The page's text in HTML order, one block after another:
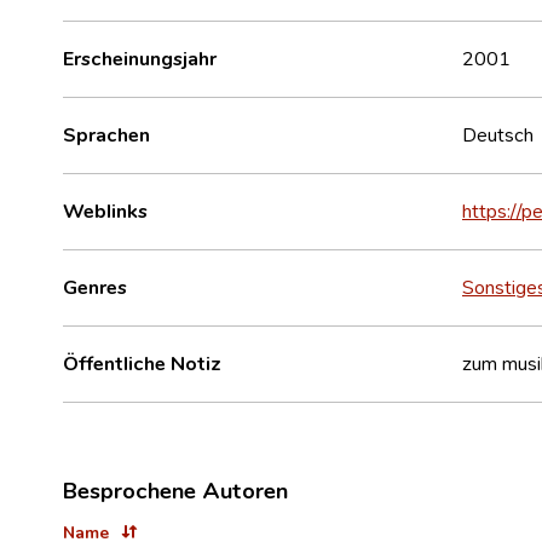
Erscheinungsjahr 2001
Sprachen Deutsch
Weblinks https://
Genres
Öffentliche Notiz zum
Besprochene Autoren
Name